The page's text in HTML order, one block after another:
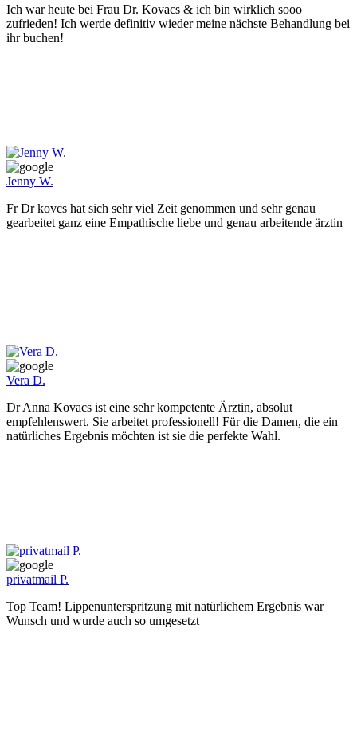
Ich war heute bei Frau Dr. Kovacs & ich bin wirklich sooo
zufrieden! Ich werde definitiv wieder meine nächste Behandlung bei
ihr buchen!
Jenny W.
Fr Dr kovcs hat sich sehr viel Zeit genommen und sehr genau
gearbeitet ganz eine Empathische liebe und genau arbeitende ärztin
Vera D.
Dr Anna Kovacs ist eine sehr kompetente Ärztin, absolut
empfehlenswert. Sie arbeitet professionell! Für die Damen, die ein
natürliches Ergebnis möchten ist sie die perfekte Wahl.
privatmail P.
Top Team! Lippenunterspritzung mit natürlichem Ergebnis war
Wunsch und wurde auch so umgesetzt